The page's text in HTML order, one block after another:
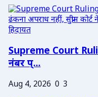
Supreme Court
नंबर प्...
Aug 4, 2026 0 3